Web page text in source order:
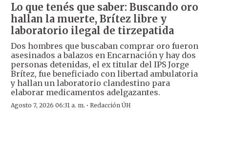
Lo que tenés que saber: Buscando oro
hallan la muerte, Brítez libre y
laboratorio ilegal de tirzepatida
Dos hombres que buscaban comprar oro fueron
asesinados a balazos en Encarnación y hay dos
personas detenidas, el ex titular del IPS Jorge
Brítez, fue beneficiado con libertad ambulatoria
y hallan un laboratorio clandestino para
elaborar medicamentos adelgazantes.
Agosto 7, 2026 06:31 a. m. · Redacción ÚH